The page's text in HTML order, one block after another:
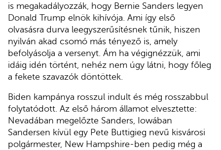
is megakadályozzák, hogy Bernie Sanders legyen
Donald Trump elnök kihívója. Ami így első
olvasásra durva leegyszerűsítésnek tűnik, hiszen
nyilván akad csomó más tényező is, amely
befolyásolja a versenyt. Ám ha végignézzük, ami
idáig idén történt, nehéz nem úgy látni, hogy főleg
a fekete szavazók döntöttek.
Biden kampánya rosszul indult és még rosszabbul
folytatódott. Az első három államot elvesztette:
Nevadában megelőzte Sanders, Iowában
Sandersen kívül egy Pete Buttigieg nevű kisvárosi
polgármester, New Hampshire-ben pedig még a